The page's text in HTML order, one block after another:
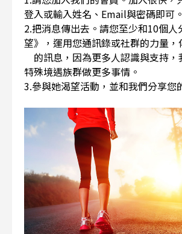
登入或輸入姓名、Email與密碼即可。
2.把消息傳出去。請您至少和10個人
望》，運用您通訊錄或社群的力量，
的訊息，因為更多人認識與支持，
特殊境遇族群做更多事情。
3.參與她渴望活動，並和我們分享您